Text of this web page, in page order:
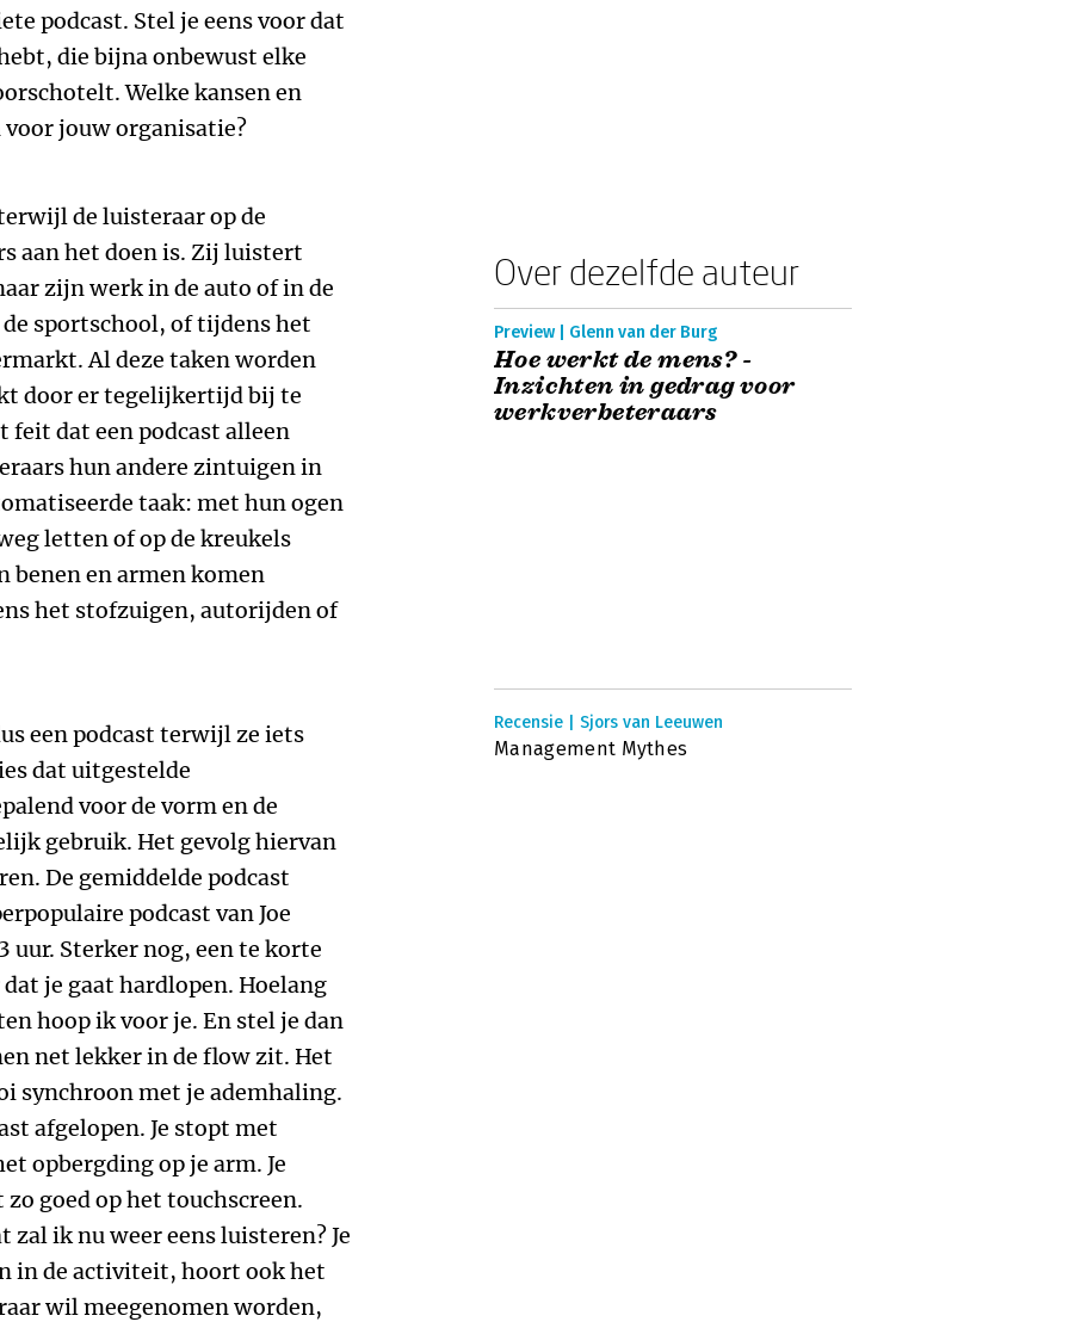
podcast. Stel je eens voor dat
die bijna onbewust elke
Welke kansen en
jouw organisatie?
de luisteraar op de
aan het doen is. Zij luistert
zijn werk in de auto of in de
sportschool, of tijdens het
Al deze taken worden
door er tegelijkertijd bij te
feit dat een podcast alleen
hun andere zintuigen in
taak: met hun ogen
letten of op de kreukels
benen en armen komen
het stofzuigen, autorijden of
een podcast terwijl ze iets
dat uitgestelde
voor de vorm en de
gebruik. Het gevolg hiervan
De gemiddelde podcast
podcast van Joe
uur. Sterker nog, een te korte
je gaat hardlopen. Hoelang
hoop ik voor je. En stel je dan
net lekker in de flow zit. Het
synchroon met je ademhaling.
afgelopen. Je stopt met
opbergding op je arm. Je
goed op het touchscreen.
zal ik nu weer eens luisteren? Je
in de activiteit, hoort ook het
wil meegenomen worden,
Over dezelfde auteur
Preview | Glenn van der Burg
Hoe werkt de mens? -
Inzichten in gedrag voor
werkverbeteraars
Recensie | Sjors van Leeuwen
Management Mythes